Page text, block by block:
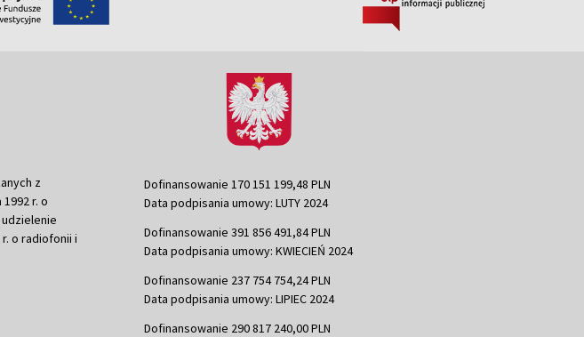
z
r. o
udzielenie
o radiofonii i
Dofinansowanie 170 151 199,48 PLN
Data podpisania umowy: LUTY 2024
Dofinansowanie 391 856 491,84 PLN
Data podpisania umowy: KWIECIEŃ 2024
Dofinansowanie 237 754 754,24 PLN
Data podpisania umowy: LIPIEC 2024
Dofinansowanie 290 817 240,00 PLN